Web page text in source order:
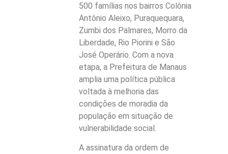
500 famílias nos bairros Colônia
Antônio Aleixo, Puraquequara,
Zumbi dos Palmares, Morro da
Liberdade, Rio Piorini e São
José Operário. Com a nova
etapa, a Prefeitura de Manaus
amplia uma política pública
voltada à melhoria das
condições de moradia da
população em situação de
vulnerabilidade social.
A assinatura da ordem de